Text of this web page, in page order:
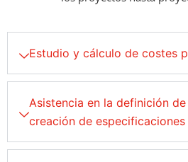
Estudio y cálculo de costes
Asistencia en la definición
creación de especificaciones